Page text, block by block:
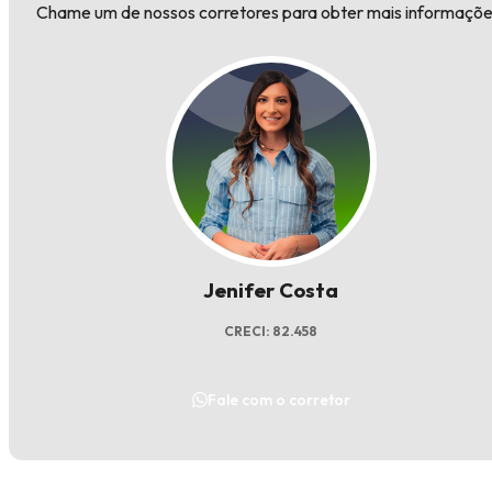
Chame um de nossos corretores para obter mais
Jenifer Costa
CRECI: 82.458
Fale com o corretor